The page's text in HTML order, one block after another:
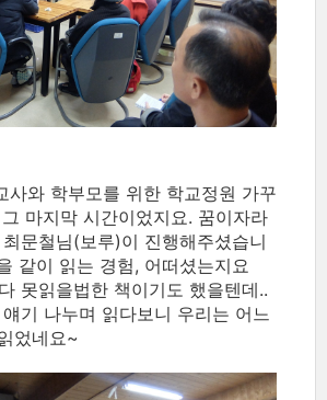
사와 학부모를 위한 학교정원 가꾸
마지막 시간이었지요. 꿈이자라
문철님(보루)이 진행해주셨습니
같이 읽는 경험, 어떠셨는지요
못읽을법한 책이기도 했을텐데..
기 나누며 읽다보니 우리는 어느
었네요~